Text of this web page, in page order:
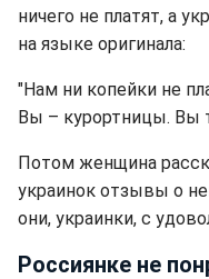
ничего не платят, а
на языке оригинала:
"Нам ни копейки не
Вы – курортницы. Вы
Потом женщина
украинок отзывы о
они, украинки, с
Россиянке не